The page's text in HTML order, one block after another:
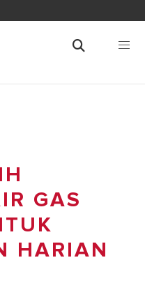
GAS
HARIAN